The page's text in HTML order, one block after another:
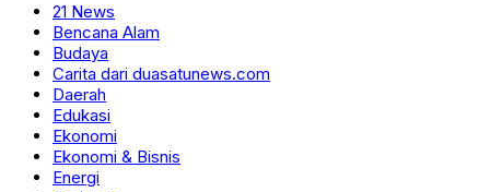
21 News
Bencana Alam
Budaya
Carita dari duasatunews.com
Daerah
Edukasi
Ekonomi
Ekonomi & Bisnis
Energi